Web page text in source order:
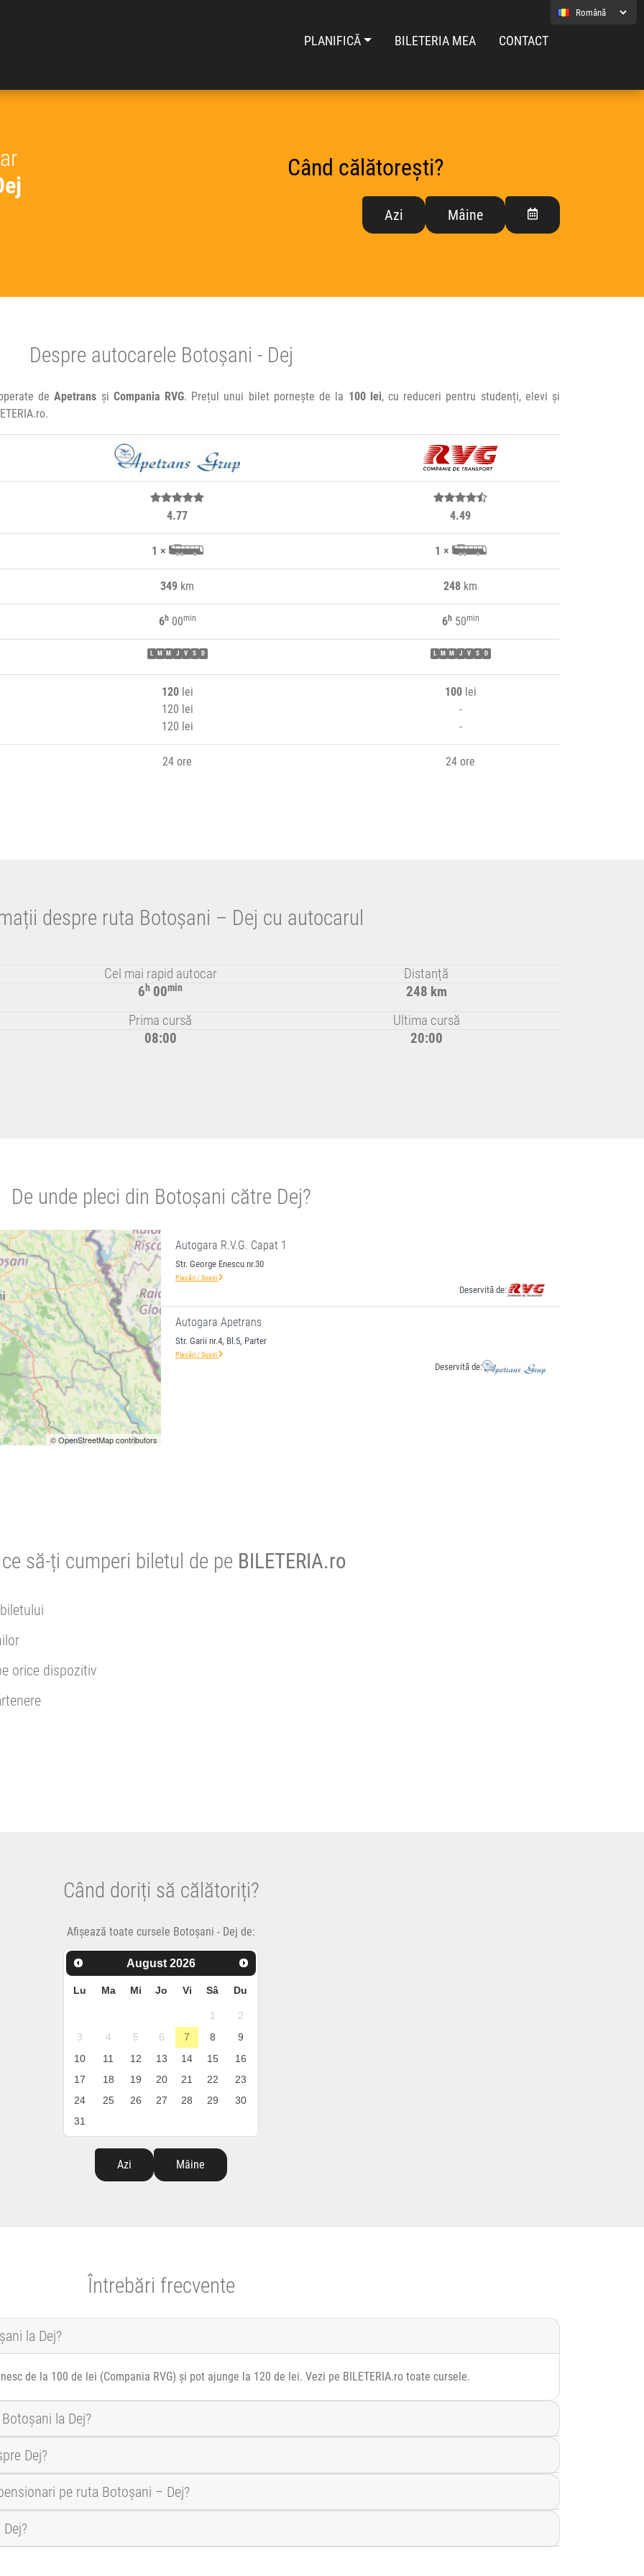
PLANIFICĂ BILETERIA MEA CONTACT
Când călătorești?
Azi Mâine
Despre autocarele Botoșani - Dej
deApetrans și Compania RVG. Prețul unui bilet pornește de la 100 lei, cu reduceri pentru studenți, elevi și
4.77 4.49
1 × 1 ×
349 km 248 km
6h00min 6h50min
M M J V S D M M J V S D
120lei
120 lei
120 lei
100lei
-
-
24 ore 24 ore
despre ruta Botoșani – Dej cu autocarul
Cel mai rapid autocar
6h 00min
Distanță
248 km
Prima cursă
08:00
Ultima cursă
20:00
De unde pleci din Botoșani către Dej?
© OpenStreetMap contributors
Autogara R.V.G. Capat 1
Str. George Enescu nr.30
Plecări / Sosiri
Deservită de:
Autogara Apetrans
Str. Garii nr.4, Bl.5, Parter
Plecări / Sosiri
Deservită de:
să-ți cumperi biletul de pe BILETERIA.ro
orice dispozitiv
Când doriți să călătoriți?
Afișează toate cursele Botoșani - Dej de:
August 2026
Lu Ma Mi Jo Vi Sâ Du
1
2
3
4 5 6 7 8
9
10
11 12 13 14 15
16
17
18 19 20 21 22
23
24
25 26 27 28 29
30
31
Azi Mâine
Întrebări frecvente
la Dej?
de la 100 de lei (Compania RVG) și pot ajunge la 120 de lei. Vezi pe BILETERIA.ro toate cursele.
la Dej?
Dej?
pe ruta Botoșani – Dej?